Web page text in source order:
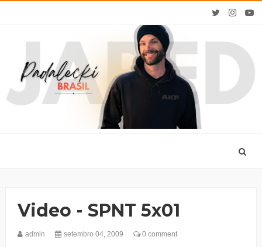
Video - SPNT 5x01
admin setembro 04, 2009 0 comment